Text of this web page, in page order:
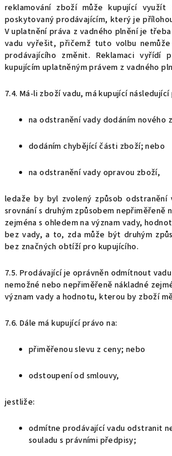
reklamování zboží může kupující
poskytovaný prodávajícím, který je
V uplatnění práva z vadného plnění je
vadu vyřešit, přičemž tuto volbu nemůže
prodávajícího změnit. Reklamaci vyřídí
kupujícím uplatněným právem z vadného
7.4. Má-li zboží vadu, má kupující následující
na odstranění vady dodáním nového
dodáním chybějící části zboží; nebo
na odstranění vady opravou zboží,
ledaže by byl zvolený způsob odstranění
srovnání s druhým způsobem nepřiměřeně
zejména s ohledem na význam vady,
bez vady, a to, zda může být druhým
bez značných obtíží pro kupujícího.
7.5. Prodávající je oprávněn odmítnout
nemožné nebo nepřiměřeně nákladné
význam vady a hodnotu, kterou by zboží
7.6. Dále má kupující právo na:
přiměřenou slevu z ceny; nebo
odstoupení od smlouvy,
jestliže:
odmítne prodávající vadu odstranit
souladu s právními předpisy;